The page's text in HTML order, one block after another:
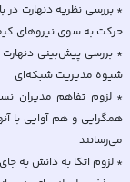
* بررسی نظریه دنهارت
* بررسی پیش‌بینی دنهارت
* لزوم تفاهم مدیران
همگرایی و هم آوایی با